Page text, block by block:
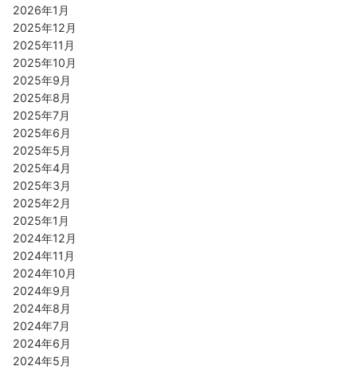
2026年1月
2025年12月
2025年11月
2025年10月
2025年9月
2025年8月
2025年7月
2025年6月
2025年5月
2025年4月
2025年3月
2025年2月
2025年1月
2024年12月
2024年11月
2024年10月
2024年9月
2024年8月
2024年7月
2024年6月
2024年5月